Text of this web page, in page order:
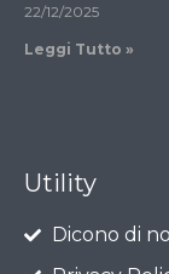
22/12/2025
Leggi Tutto »
Utility
Dicono di